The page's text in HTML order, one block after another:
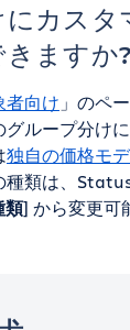
カス
ますか?
者向け 」のペ
ループ分け
独自の価格モ
種類は、
類] から変更可